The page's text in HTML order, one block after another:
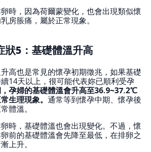
時，因為荷爾蒙變化，也會出現類似懷
房脹痛，屬於正常現象。
狀5：基礎體溫升高
高也是常見的懷孕初期徵兆，如果基礎
14天以上，很可能代表妳已順利受孕
孕婦的基礎體溫會升高至36.9~37.2℃
生理現象。 通常等到懷孕中期、懷孕後
體溫。
時，基礎體溫也會出現變化。不過，懷
前的基礎體溫會先降至最低，在排卵之
上升。